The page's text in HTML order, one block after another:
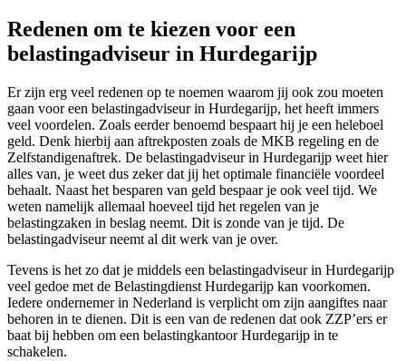
Redenen om te kiezen voor een
belastingadviseur in Hurdegarijp
Er zijn erg veel redenen op te noemen waarom jij ook zou moeten
gaan voor een belastingadviseur in Hurdegarijp, het heeft immers
veel voordelen. Zoals eerder benoemd bespaart hij je een heleboel
geld. Denk hierbij aan aftrekposten zoals de MKB regeling en de
Zelfstandigenaftrek. De belastingadviseur in Hurdegarijp weet hier
alles van, je weet dus zeker dat jij het optimale financiële voordeel
behaalt. Naast het besparen van geld bespaar je ook veel tijd. We
weten namelijk allemaal hoeveel tijd het regelen van je
belastingzaken in beslag neemt. Dit is zonde van je tijd. De
belastingadviseur neemt al dit werk van je over.
Tevens is het zo dat je middels een belastingadviseur in Hurdegarijp
veel gedoe met de Belastingdienst Hurdegarijp kan voorkomen.
Iedere ondernemer in Nederland is verplicht om zijn aangiftes naar
behoren in te dienen. Dit is een van de redenen dat ook ZZP’ers er
baat bij hebben om een belastingkantoor Hurdegarijp in te
schakelen.